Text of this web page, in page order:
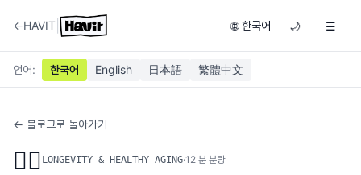
←HAVIT 🌐 한국어 🌙 ☰
언어: 한국어 English 日本語 繁體中文
← 블로그로 돌아가기
🏃‍♂️ LONGEVITY & HEALTHY AGING·12 분 분량